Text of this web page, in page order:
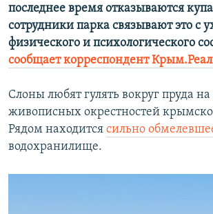
последнее время отказываются
сотрудники парка связывают это с
физического и психологического
сообщает корреспондент
Слоны любят гулять вокруг пруда
живописных окрестностей
Рядом находится сильно
водохранилище.